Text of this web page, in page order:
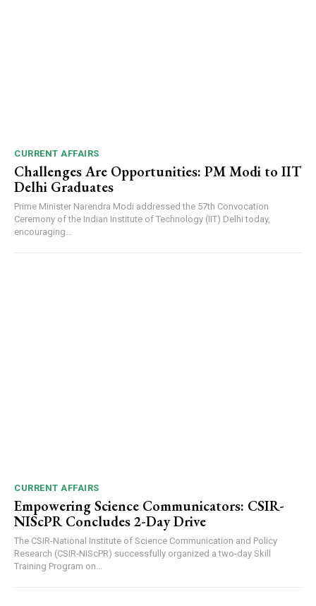
Player
CURRENT AFFAIRS
Challenges Are Opportunities: PM Modi to IIT
Delhi Graduates
Prime Minister Narendra Modi addressed the 57th Convocation
Ceremony of the Indian Institute of Technology (IIT) Delhi today,
encouraging...
CURRENT AFFAIRS
Empowering Science Communicators: CSIR-
NIScPR Concludes 2-Day Drive
The CSIR-National Institute of Science Communication and Policy
Research (CSIR-NIScPR) successfully organized a two-day Skill
Training Program on...